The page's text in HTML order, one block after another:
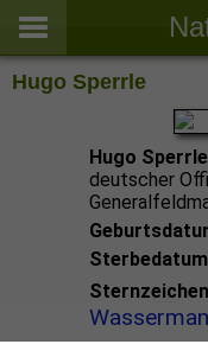
Hugo Sperrle
Hugo Sperrle
deutscher